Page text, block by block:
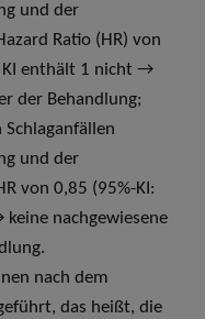
und der
Ratio (HR) von
KI enthält 1 nicht →
der Behandlung;
und der
von 0,85 (95%-KI:
nachgewiesene
nach dem
das heißt, die